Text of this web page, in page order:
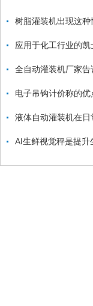
电子吊钩计价称的优